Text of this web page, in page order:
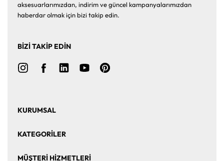
aksesuarlarımızdan, indirim ve güncel kampanyalarımızdan
haberdar olmak için bizi takip edin.
BİZİ TAKİP EDİN
KURUMSAL
KATEGORİLER
MÜŞTERİ HİZMETLERİ